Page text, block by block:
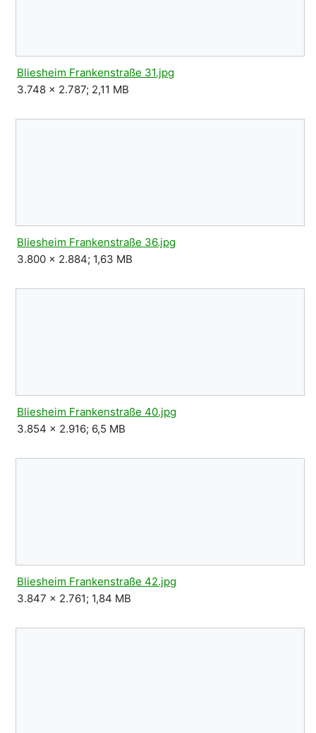
Bliesheim Frankenstraße 31.jpg
3.748 × 2.787; 2,11 MB
Bliesheim Frankenstraße 36.jpg
3.800 × 2.884; 1,63 MB
Bliesheim Frankenstraße 40.jpg
3.854 × 2.916; 6,5 MB
Bliesheim Frankenstraße 42.jpg
3.847 × 2.761; 1,84 MB